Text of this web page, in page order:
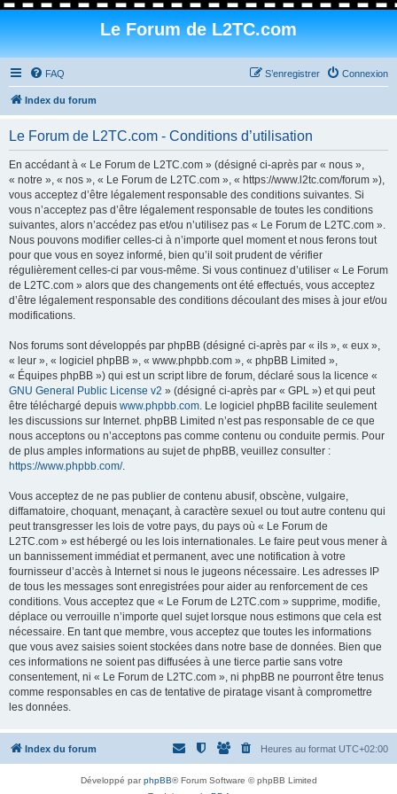
Le Forum de L2TC.com
FAQ Connexion
S’enregistrer
Index du forum
Le Forum de L2TC.com - Conditions d’utilisation
En accédant à « Le Forum de L2TC.com » (désigné ci-après par « nous »,
« notre », « nos », « Le Forum de L2TC.com », « https://www.l2tc.com/forum »),
vous acceptez d’être légalement responsable des conditions suivantes. Si
vous n’acceptez pas d’être légalement responsable de toutes les conditions
suivantes, alors n’accédez pas et/ou n’utilisez pas « Le Forum de L2TC.com ».
Nous pouvons modifier celles-ci à n’importe quel moment et nous ferons tout
pour que vous en soyez informé, bien qu’il soit prudent de vérifier
régulièrement celles-ci par vous-même. Si vous continuez d’utiliser « Le Forum
de L2TC.com » alors que des changements ont été effectués, vous acceptez
d’être légalement responsable des conditions découlant des mises à jour et/ou
modifications.
Nos forums sont développés par phpBB (désigné ci-après par « ils », « eux »,
« leur », « logiciel phpBB », « www.phpbb.com », « phpBB Limited »,
« Équipes phpBB ») qui est un script libre de forum, déclaré sous la licence «
GNU General Public License v2 » (désigné ci-après par « GPL ») et qui peut
être téléchargé depuis www.phpbb.com. Le logiciel phpBB facilite seulement
les discussions sur Internet. phpBB Limited n’est pas responsable de ce que
nous acceptons ou n’acceptons pas comme contenu ou conduite permis. Pour
de plus amples informations au sujet de phpBB, veuillez consulter :
https://www.phpbb.com/.
Vous acceptez de ne pas publier de contenu abusif, obscène, vulgaire,
diffamatoire, choquant, menaçant, à caractère sexuel ou tout autre contenu qui
peut transgresser les lois de votre pays, du pays où « Le Forum de
L2TC.com » est hébergé ou les lois internationales. Le faire peut vous mener à
un bannissement immédiat et permanent, avec une notification à votre
fournisseur d’accès à Internet si nous le jugeons nécessaire. Les adresses IP
de tous les messages sont enregistrées pour aider au renforcement de ces
conditions. Vous acceptez que « Le Forum de L2TC.com » supprime, modifie,
déplace ou verrouille n’importe quel sujet lorsque nous estimons que cela est
nécessaire. En tant que membre, vous acceptez que toutes les informations
que vous avez saisies soient stockées dans notre base de données. Bien que
ces informations ne soient pas diffusées à une tierce partie sans votre
consentement, ni « Le Forum de L2TC.com », ni phpBB ne pourront être tenus
comme responsables en cas de tentative de piratage visant à compromettre
les données.
Index du forum Heures au format UTC+02:00
Développé parphpBB® Forum Software © phpBB Limited